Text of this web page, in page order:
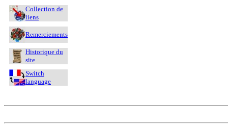
Collection de
liens
Remerciements
Historique du
site
Switch
language